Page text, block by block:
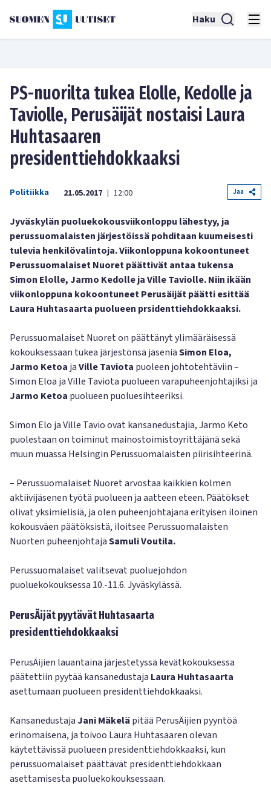
Haku
PS-nuorilta tukea Elolle, Kedolle ja
Taviolle, Perusäijät nostaisi Laura
Huhtasaaren
presidenttiehdokkaaksi
Politiikka 21.05.2017 | 12:00 Jaa
Jyväskylän puoluekokousviikonloppu lähestyy, ja
perussuomalaisten järjestöissä pohditaan kuumeisesti
tulevia henkilövalintoja. Viikonloppuna kokoontuneet
Perussuomalaiset Nuoret päättivät antaa tukensa
Simon Elolle, Jarmo Kedolle ja Ville Taviolle. Niin ikään
viikonloppuna kokoontuneet Perusäijät päätti esittää
Laura Huhtasaarta puolueen prsidenttiehdokkaaksi.
Perussuomalaiset Nuoret on päättänyt ylimääräisessä
kokouksessaan tukea järjestönsä jäseniäSimon Eloa,
Jarmo Ketoa jaVille Taviota puoleen johtotehtäviin –
Simon Eloa ja Ville Taviota puolueen varapuheenjohtajiksi ja
Jarmo Ketoa puolueen puoluesihteeriksi.
Simon Elo ja Ville Tavio ovat kansanedustajia, Jarmo Keto
puolestaan on toiminut mainostoimistoyrittäjänä sekä
muun muassa Helsingin Perussuomalaisten piirisihteerinä.
– Perussuomalaiset Nuoret arvostaa kaikkien kolmen
aktiivijäsenen työtä puolueen ja aatteen eteen. Päätökset
olivat yksimielisiä, ja olen puheenjohtajana erityisen iloinen
kokousväen päätöksistä, iloitsee Perussuomalaisten
Nuorten puheenjohtajaSamuli Voutila.
Perussuomalaiset valitsevat puoluejohdon
puoluekokouksessa 10.-11.6. Jyväskylässä.
PerusÄijät pyytävät Huhtasaarta
presidenttiehdokkaaksi
PerusÄijien lauantaina järjestetyssä kevätkokouksessa
päätettiin pyytää kansanedustaja Laura Huhtasaarta
asettumaan puolueen presidenttiehdokkaaksi.
Kansanedustaja Jani Mäkeläpitää PerusÄijien pyyntöä
erinomaisena, ja toivoo Laura Huhtasaaren olevan
käytettävissä puolueen presidenttiehdokkaaksi, kun
perussuomalaiset päättävät presidenttiehdokkaan
asettamisesta puoluekokouksessaan.